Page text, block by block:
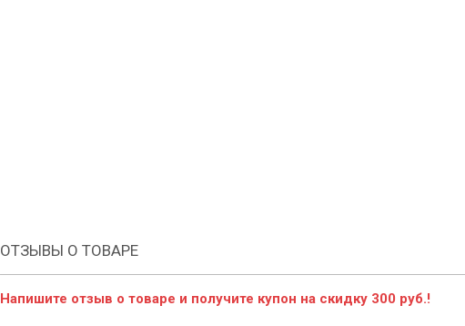
ОТЗЫВЫ О ТОВАРЕ
Напишите отзыв о товаре и получите купон на скидку 300 руб.!